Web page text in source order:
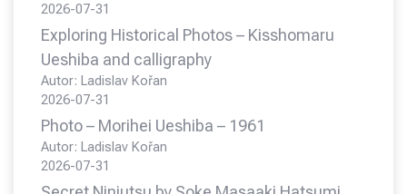
2026-07-31
Exploring Historical Photos – Kisshomaru
Ueshiba and calligraphy
Autor: Ladislav Kořan
2026-07-31
Photo – Morihei Ueshiba – 1961
Autor: Ladislav Kořan
2026-07-31